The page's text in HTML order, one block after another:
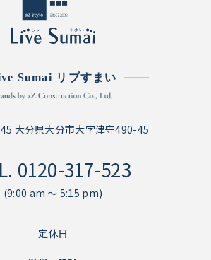
Sumai リブすまい
大分県大分市大字津守490-45
0120-317-523
(9:00 am ～ 5:15 pm)
定休日